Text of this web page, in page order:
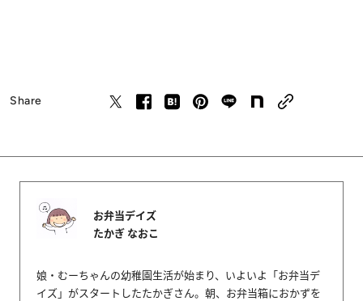
Share
お弁当デイズ
たかぎ なおこ
娘・むーちゃんの幼稚園生活が始まり、いよいよ「お弁当デ
イズ」がスタートしたたかぎさん。朝、お弁当箱におかずを